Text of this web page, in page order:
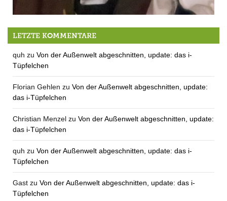
Die evangelische Bavaria
LETZTE KOMMENTARE
quh zu Von der Außenwelt abgeschnitten, update: das i-
Tüpfelchen
Florian Gehlen zu Von der Außenwelt abgeschnitten, update:
das i-Tüpfelchen
Christian Menzel zu Von der Außenwelt abgeschnitten, update:
das i-Tüpfelchen
quh zu Von der Außenwelt abgeschnitten, update: das i-
Tüpfelchen
Gast zu Von der Außenwelt abgeschnitten, update: das i-
Tüpfelchen